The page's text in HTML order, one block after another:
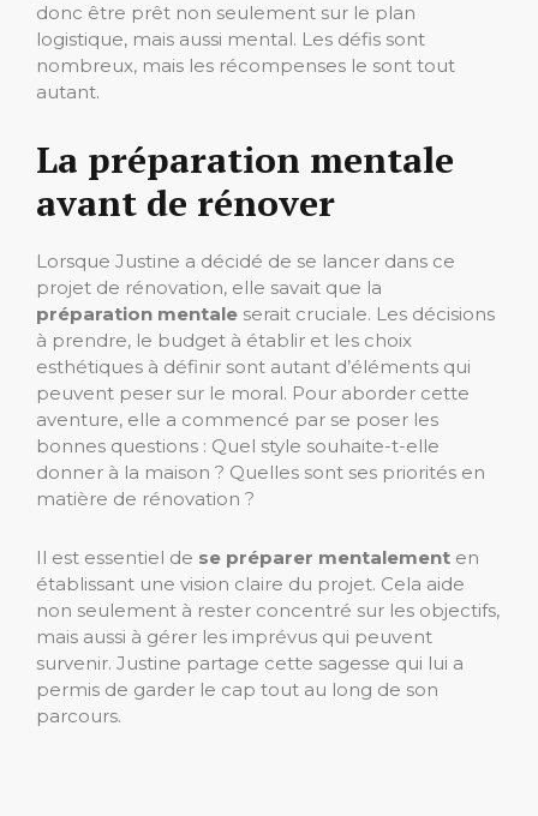
donc être prêt non seulement sur le plan
logistique, mais aussi mental. Les défis sont
nombreux, mais les récompenses le sont tout
autant.
La préparation mentale
avant de rénover
Lorsque Justine a décidé de se lancer dans ce
projet de rénovation, elle savait que la
préparation mentale serait cruciale. Les décisions
à prendre, le budget à établir et les choix
esthétiques à définir sont autant d’éléments qui
peuvent peser sur le moral. Pour aborder cette
aventure, elle a commencé par se poser les
bonnes questions : Quel style souhaite-t-elle
donner à la maison ? Quelles sont ses priorités en
matière de rénovation ?
Il est essentiel de se préparer mentalement en
établissant une vision claire du projet. Cela aide
non seulement à rester concentré sur les objectifs,
mais aussi à gérer les imprévus qui peuvent
survenir. Justine partage cette sagesse qui lui a
permis de garder le cap tout au long de son
parcours.